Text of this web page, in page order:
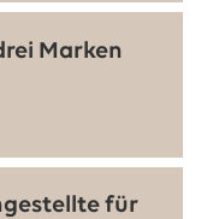
Marken
für